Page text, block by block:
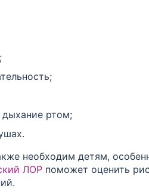
дыхание ртом;
необходим детям,
ЛОР поможет оценить